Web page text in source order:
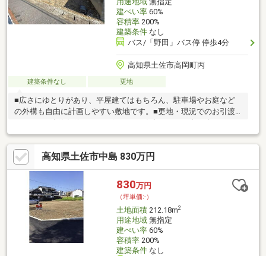
建ぺい率60%
容積率200%
建築条件なし
バス/「野田」バス停 停歩4分
高知県土佐市高岡町丙
建築条件なし 更地
■広さにゆとりがあり、平屋建てはもちろん、駐車場やお庭など
の外構も自由に計画しやすい敷地です。■更地・現況でのお引渡
とができます。■小学校まで徒歩10分ですので、毎日の通学も負
担が少ないですね♪■ファミリーマート高岡北店まで徒歩4分！周
辺1ｋｍ圏内にはドラッグストアやスーパーが点在しており、お買
い物に便利な住環境です。■国道56号線が近く、市内へのアクセ
スも良好です。■敷地正面の水路に橋を架ける必要があります。
高知県土佐市中島 830万円
830万円
（坪単価:-）
土地面積212.18m2
用途地域無指定
建ぺい率60%
容積率200%
建築条件なし